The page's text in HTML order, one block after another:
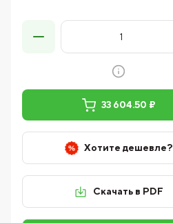
33 604.50 ₽
Хотите дешевле?
Скачать в PDF